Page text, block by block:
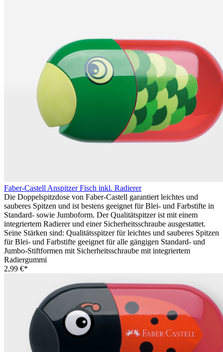
Faber-Castell Anspitzer Fisch inkl. Radierer
Die Doppelspitzdose von Faber-Castell garantiert leichtes und
sauberes Spitzen und ist bestens geeignet für Blei- und Farbstifte in
Standard- sowie Jumboform. Der Qualitätspitzer ist mit einem
integriertem Radierer und einer Sicherheitsschraube ausgestattet.
Seine Stärken sind: Qualitätsspitzer für leichtes und sauberes Spitzen
für Blei- und Farbstifte geeignet für alle gängigen Standard- und
Jumbo-Stiftformen mit Sicherheitsschraube mit integriertem
Radiergummi
2,99 €*